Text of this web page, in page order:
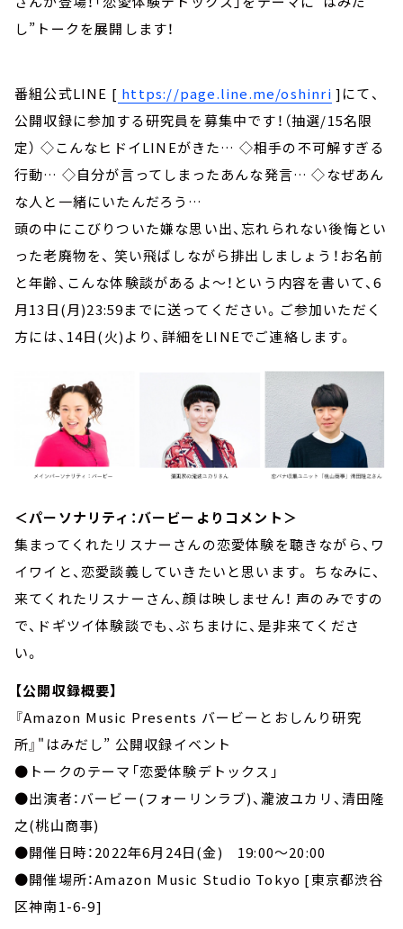
し”トークを展開します！
番組公式LINE [ https://page.line.me/oshinri ]にて、
公開収録に参加する研究員を募集中です！（抽選/15名限
定） ◇こんなヒドイLINEがきた… ◇相手の不可解すぎる
行動… ◇自分が言ってしまったあんな発言… ◇なぜあん
な人と一緒にいたんだろう…
頭の中にこびりついた嫌な思い出、忘れられない後悔とい
った老廃物を、 笑い飛ばしながら排出しましょう！お名前
と年齢、こんな体験談があるよ～！という内容を書いて、6
月13日(月)23:59までに送ってください。ご参加いただく
方には、14日(火)より、詳細をLINEでご連絡します。
＜パーソナリティ：バービーよりコメント＞
集まってくれたリスナーさんの恋愛体験を聴きながら、ワ
イワイと、恋愛談義していきたいと思います。 ちなみに、
来てくれたリスナーさん、顔は映しません！ 声のみですの
で、ドギツイ体験談でも、ぶちまけに、是非来てくださ
い。
【公開収録概要】
『Amazon Music Presents バービーとおしんり研究
所』"はみだし” 公開収録イベント
●トークのテーマ「恋愛体験デトックス」
●出演者：バービー(フォーリンラブ)、瀧波ユカリ、清田隆
之(桃山商事)
●開催日時：2022年6月24日(金) 19:00～20:00
●開催場所：Amazon Music Studio Tokyo [東京都渋谷
区神南1-6-9]